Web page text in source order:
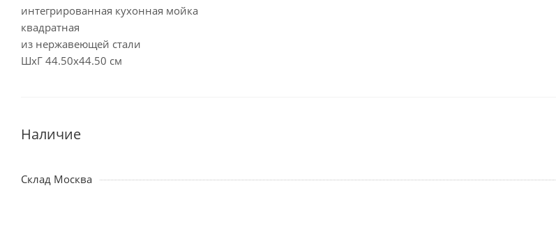
интегрированная кухонная мойка
квадратная
из нержавеющей стали
ШхГ 44.50х44.50 см
Наличие
Склад Москва